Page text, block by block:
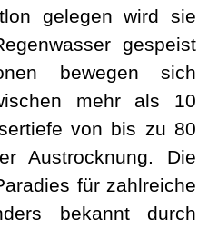
gelegen wird sie
gespeist
bewegen sich
mehr als 10
von bis zu 80
Austrocknung. Die
für zahlreiche
bekannt durch